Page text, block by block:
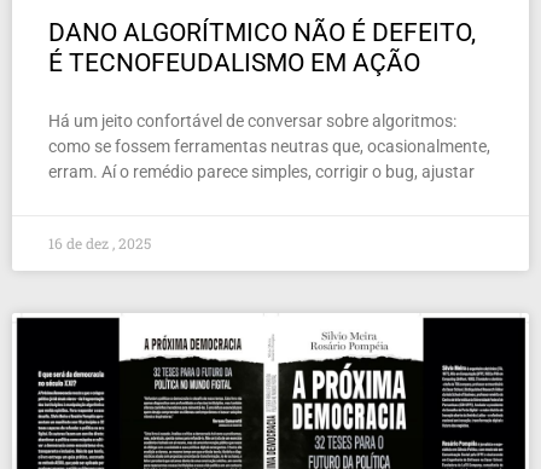
DANO ALGORÍTMICO NÃO É DEFEITO,
É TECNOFEUDALISMO EM AÇÃO
Há um jeito confortável de conversar sobre algoritmos:
como se fossem ferramentas neutras que, ocasionalmente,
erram. Aí o remédio parece simples, corrigir o bug, ajustar
16 de dez , 2025